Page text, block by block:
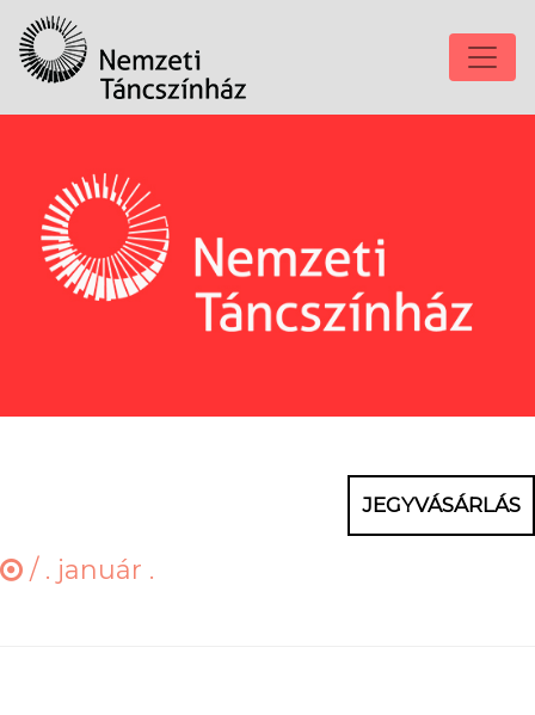
JEGYVÁSÁRLÁS
/ . január .